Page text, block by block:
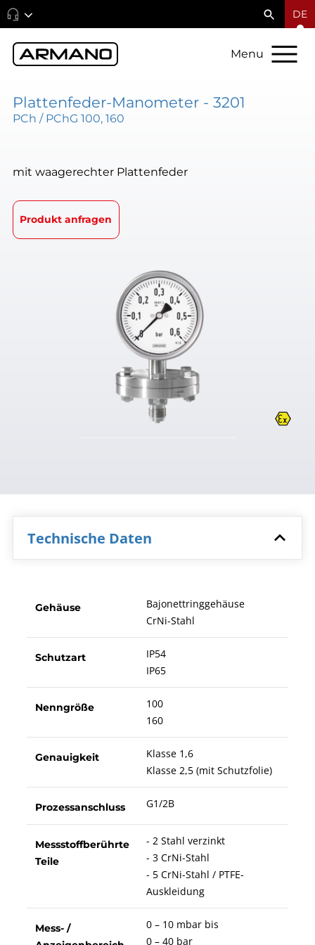
DE
Menu
Plattenfeder-Manometer - 3201
PCh / PChG 100, 160
mit waagerechter Plattenfeder
Produkt anfragen
Technische Daten
Gehäuse
Bajonettringgehäuse
CrNi-Stahl
Schutzart
IP54
IP65
Nenngröße
100
160
Genauigkeit
Klasse 1,6
Klasse 2,5 (mit Schutzfolie)
Prozessanschluss G1/2B
Messstoffberührte
Teile
- 2 Stahl verzinkt
- 3 CrNi-Stahl
- 5 CrNi-Stahl / PTFE-
Auskleidung
Mess- /
0 – 10 mbar bis
0 – 40 bar